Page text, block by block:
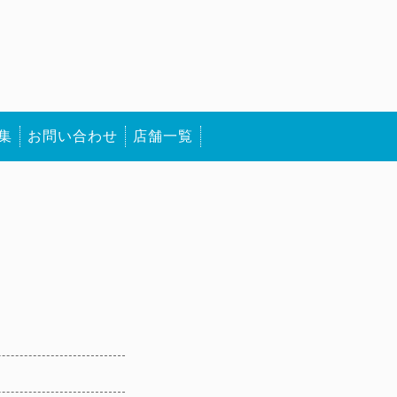
お問い合わせ 店舗一覧